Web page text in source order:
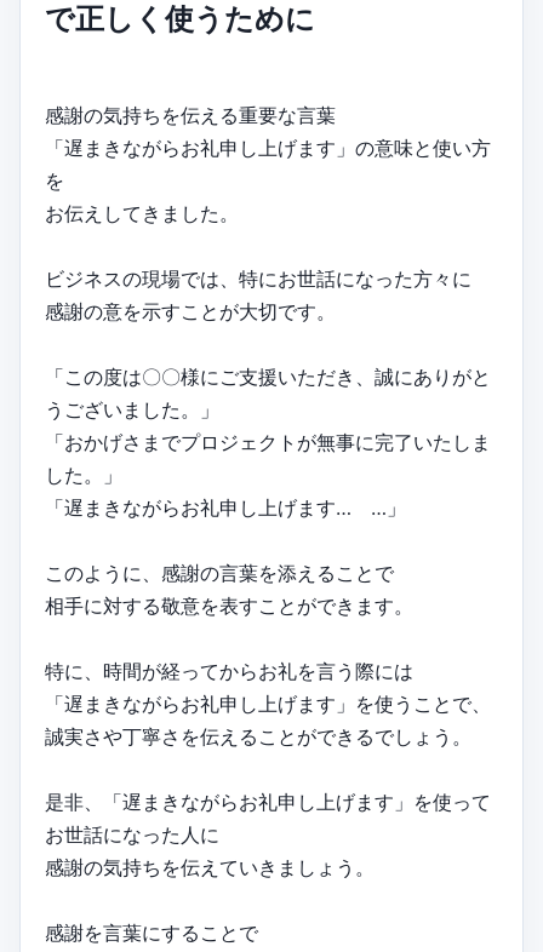
で正しく使うために
感謝の気持ちを伝える重要な言葉
「遅まきながらお礼申し上げます」の意味と使い方
を
お伝えしてきました。
ビジネスの現場では、特にお世話になった方々に
感謝の意を示すことが大切です。
「この度は〇〇様にご支援いただき、誠にありがと
うございました。」
「おかげさまでプロジェクトが無事に完了いたしま
した。」
「遅まきながらお礼申し上げます… …」
このように、感謝の言葉を添えることで
相手に対する敬意を表すことができます。
特に、時間が経ってからお礼を言う際には
「遅まきながらお礼申し上げます」を使うことで、
誠実さや丁寧さを伝えることができるでしょう。
是非、「遅まきながらお礼申し上げます」を使って
お世話になった人に
感謝の気持ちを伝えていきましょう。
感謝を言葉にすることで